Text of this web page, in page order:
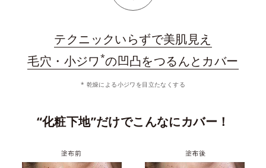
テクニックいらずで美肌見え
毛穴・小ジワ *の凹凸をつるんとカバー
* 乾燥による小ジワを目立たなくする
“化粧下地”だけでこんなにカバー！